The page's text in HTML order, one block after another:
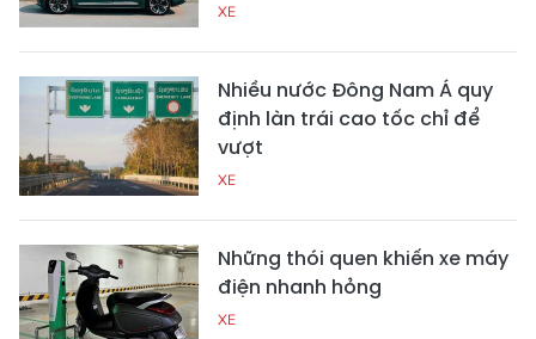
XE
Nhiều nước Đông Nam Á quy
định làn trái cao tốc chỉ để
vượt
XE
Những thói quen khiến xe máy
điện nhanh hỏng
XE